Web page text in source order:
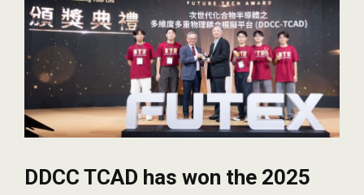
DDCC TCAD has won the 2025